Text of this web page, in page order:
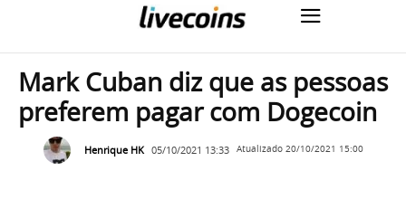
Mark Cuban diz que as pessoas
preferem pagar com Dogecoin
Henrique HK 05/10/2021 13:33 Atualizado 20/10/2021 15:00